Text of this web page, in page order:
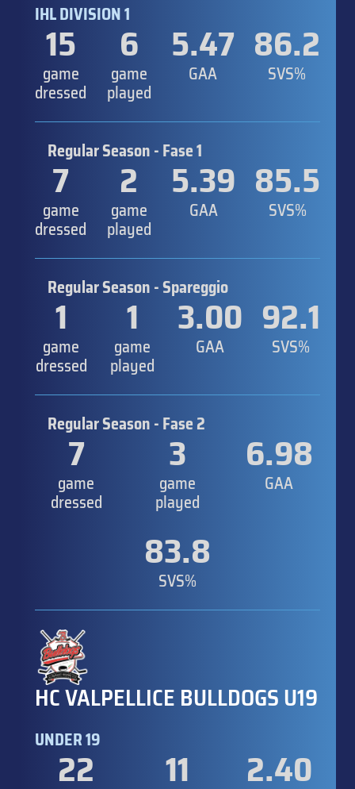
IHL DIVISION 1
15
game
dressed
6
game
played
5.47
GAA
86.2
SVS%
Regular Season - Fase 1
7
game
dressed
2
game
played
5.39
GAA
85.5
SVS%
Regular Season - Spareggio
1
game
dressed
1
game
played
3.00
GAA
92.1
SVS%
Regular Season - Fase 2
7
game
dressed
3
game
played
6.98
GAA
83.8
SVS%
HC VALPELLICE BULLDOGS U19
UNDER 19
22 11 2.40